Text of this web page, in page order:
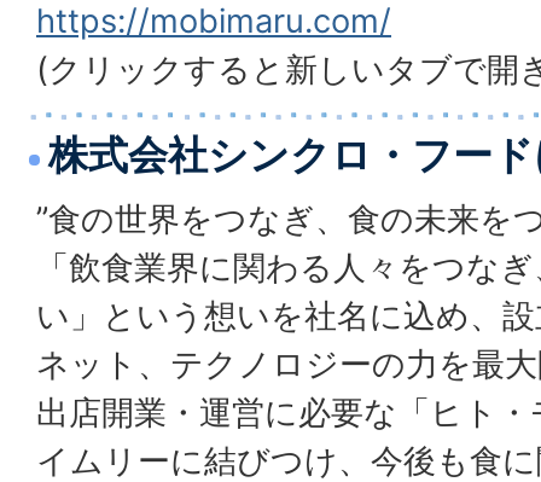
https://mobimaru.com/
(クリックすると新しいタブで開
株式会社シンクロ・フー
”食の世界をつなぎ、食の未来を
「飲食業界に関わる人々をつな
い」という想いを社名に込め、
ネット、テクノロジーの力を最
出店開業・運営に必要な「ヒト
イムリーに結びつけ、今後も食